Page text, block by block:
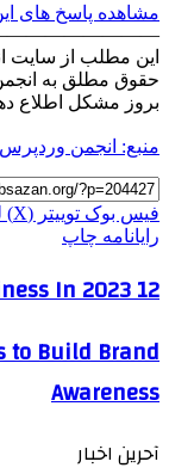
مشاهده پاسخ های
این مطلب از سایت
حقوق مطلق به
بروز مشکل اطلاع
منبع: انجمن وردپرس
فیس بوک توییتر (X)
رایانامه چاپ
12 Best CMS For Small Business In 2023
to Build Brand
Awareness
آحرین اخبار